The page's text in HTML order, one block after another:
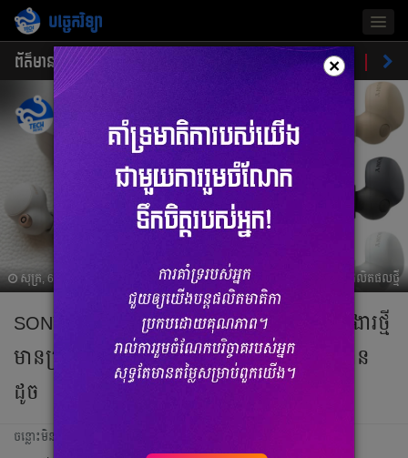
បច្ចេកវិទ្យា
ព័ត៌មាន ផលិតផលថ្មី ហាងឆេងផលិតផល ចំណ
សុក្រ, 6 ឧសភា 2022 05:05 ផលិតផលថ្មី
SONY WF-LSN900 កាសជំនាន់ថ្មី ជាមួយមុខងារថ្មី
មានប្រយោជន៍ដែលមិនមានកាសណាអាចធ្វើបាន
ដូច
ចន្លោះមិនឃើញ
×